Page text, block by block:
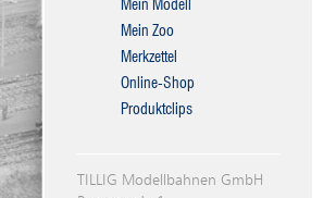
Mein Modell
Mein Zoo
Merkzettel
Online-Shop
Produktclips
TILLIG Modellbahnen GmbH